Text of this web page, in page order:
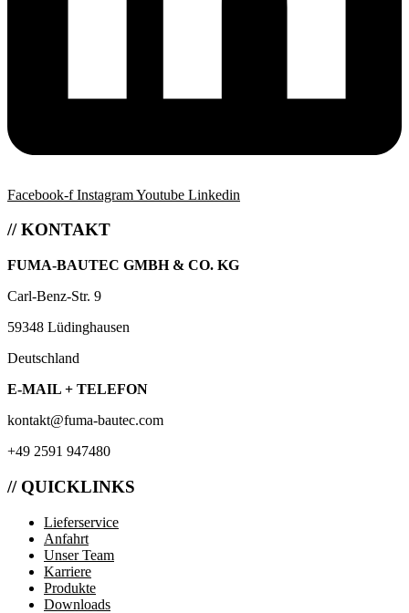
Facebook-f InstagramYoutube Linkedin
// KONTAKT
FUMA-BAUTEC GMBH & CO. KG
Carl-Benz-Str. 9
59348 Lüdinghausen
Deutschland
E-MAIL + TELEFON
kontakt@fuma-bautec.com
+49 2591 947480
// QUICKLINKS
Lieferservice
Anfahrt
Unser Team
Karriere
Produkte
Downloads